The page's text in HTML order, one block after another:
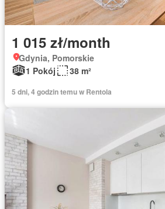
1 015 zł/month
Gdynia, Pomorskie
1 Pokój
38 m²
5 dni, 4 godzin temu w Rentola